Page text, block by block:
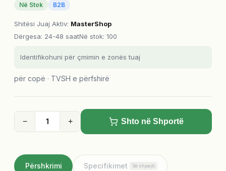
Në Stok B2B
Shitësi Juaj Aktiv: MasterShop
Dërgesa: 24-48 saatNë stok: 100
Identifikohuni për çmimin e zonës tuaj
për copë · TVSH e përfshirë
− + Shto në Shportë
Përshkrimi Specifikimet Së shpejti